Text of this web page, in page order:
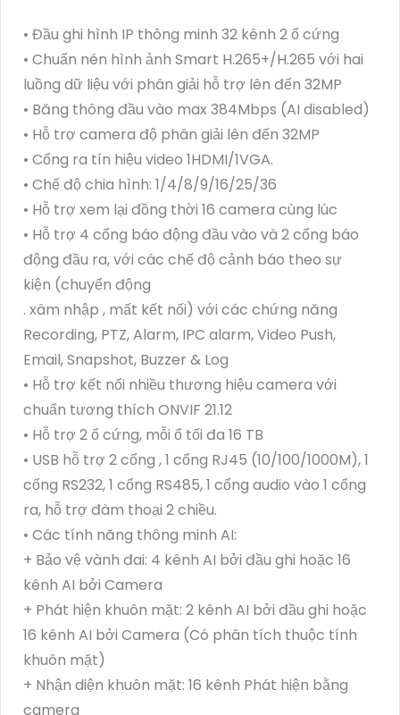
• Đầu ghi hình IP thông minh 32 kênh 2 ổ cứng
• Chuẩn nén hình ảnh Smart H.265+/H.265 với hai
luồng dữ liệu với phân giải hỗ trợ lên đến 32MP
• Băng thông đầu vào max 384Mbps (AI disabled)
• Hỗ trợ camera độ phân giải lên đến 32MP
• Cổng ra tín hiệu video 1HDMI/1VGA.
• Chế độ chia hình: 1/4/8/9/16/25/36
• Hỗ trợ xem lại đồng thời 16 camera cùng lúc
• Hỗ trợ 4 cổng báo động đầu vào và 2 cổng báo
động đầu ra, với các chế độ cảnh báo theo sự
kiện (chuyển động
. xâm nhập , mất kết nối) với các chứng năng
Recording, PTZ, Alarm, IPC alarm, Video Push,
Email, Snapshot, Buzzer & Log
• Hỗ trợ kết nối nhiều thương hiệu camera với
chuẩn tương thích ONVIF 21.12
• Hỗ trợ 2 ổ cứng, mỗi ổ tối đa 16 TB
• USB hỗ trợ 2 cổng , 1 cổng RJ45 (10/100/1000M), 1
cổng RS232, 1 cổng RS485, 1 cổng audio vào 1 cổng
ra, hỗ trợ đàm thoại 2 chiều.
• Các tính năng thông minh AI:
+ Bảo vệ vành đai: 4 kênh AI bởi đầu ghi hoặc 16
kênh AI bởi Camera
+ Phát hiện khuôn mặt: 2 kênh AI bởi đầu ghi hoặc
16 kênh AI bởi Camera (Có phân tích thuộc tính
khuôn mặt)
+ Nhận diện khuôn mặt: 16 kênh Phát hiện bằng
camera